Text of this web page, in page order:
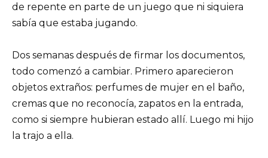
de repente en parte de un juego que ni siquiera
sabía que estaba jugando.
Dos semanas después de firmar los documentos,
todo comenzó a cambiar. Primero aparecieron
objetos extraños: perfumes de mujer en el baño,
cremas que no reconocía, zapatos en la entrada,
como si siempre hubieran estado allí. Luego mi hijo
la trajo a ella.